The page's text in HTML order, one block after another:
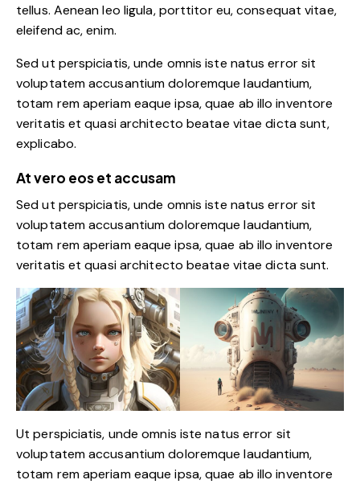
tellus. Aenean leo ligula, porttitor eu, consequat vitae,
eleifend ac, enim.
Sed ut perspiciatis, unde omnis iste natus error sit
voluptatem accusantium doloremque laudantium,
totam rem aperiam eaque ipsa, quae ab illo inventore
veritatis et quasi architecto beatae vitae dicta sunt,
explicabo.
At vero eos et accusam
Sed ut perspiciatis, unde omnis iste natus error sit
voluptatem accusantium doloremque laudantium,
totam rem aperiam eaque ipsa, quae ab illo inventore
veritatis et quasi architecto beatae vitae dicta sunt.
Ut perspiciatis, unde omnis iste natus error sit
voluptatem accusantium doloremque laudantium,
totam rem aperiam eaque ipsa, quae ab illo inventore